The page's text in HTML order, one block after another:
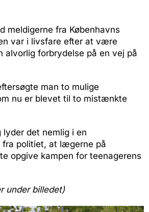
meldigerne fra Københavns
var i livsfare efter at være
alvorlig forbrydelse på en vej på
man to mulige
nu er blevet til to mistænkte
lyder det nemlig i en
fra politiet, at lægerne på
opgive kampen for teenagerens
under billedet)